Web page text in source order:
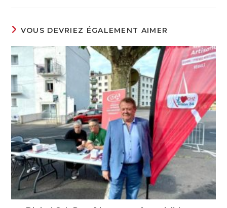
VOUS DEVRIEZ ÉGALEMENT AIMER